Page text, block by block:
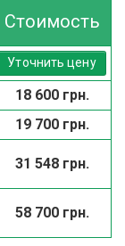
Стоимость
Уточнить цену
18 600 грн.
19 700 грн.
31 548 грн.
58 700 грн.